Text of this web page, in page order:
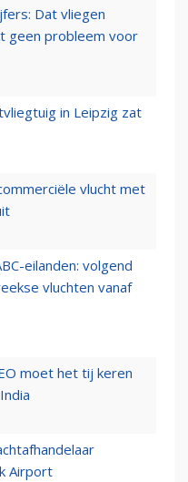
Dat vliegen
geen probleem voor
in Leipzig zat
vlucht met
eilanden: volgend
vluchten vanaf
moet het tij keren
Airport